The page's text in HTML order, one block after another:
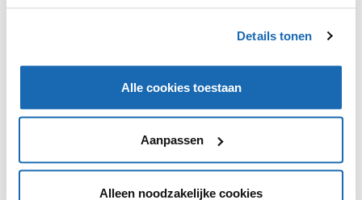
Details tonen
Alle cookies toestaan
Aanpassen
Alleen noodzakelijke cookies
Getir gaan allereerst in Duitsland en daarna ook in Frankrijk,
Italië, Spanje, en het Verenigd Koninkrijk een samenwerking
aan.
160 TRENDS